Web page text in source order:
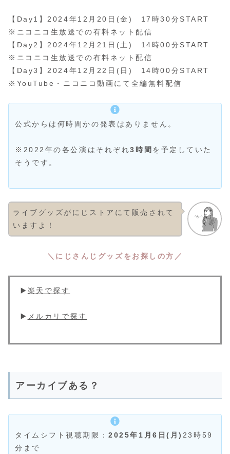
【Day1】2024年12月20日(金) 17時30分START
※ニコニコ生放送での有料ネット配信
【Day2】2024年12月21日(土) 14時00分START
※ニコニコ生放送での有料ネット配信
【Day3】2024年12月22日(日) 14時00分START
※YouTube・ニコニコ動画にて全編無料配信
公式からは何時間かの発表はありません。
※2022年の各公演はそれぞれ3時間 を予定していた
そうです。
ライブグッズがにじストアにて販売されて
いますよ！
＼にじさんじグッズをお探しの方／
▶️ 楽天で探す
▶️ メルカリで探す
アーカイブある？
タイムシフト視聴期限：2025年1月6日(月) 23時59
分まで